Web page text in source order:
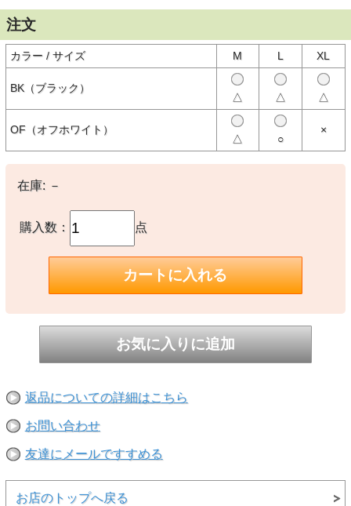
（単位：cm）
【商品説明】
日本の老舗ミリタリー＆アメカジブランド、HOUSTON（ヒュースト
ン）のボーリングシャツ。
軽量かつ薄手でありながら強度もあり、かつ吸湿性・速乾性に優れ
た/Cブロードを使用、暑い時期にぴったりなさらっとした着心地。
刺繍は立体感のある２色使いが目を引く「BOL's」柄、こだわりのギ
【素材】
【生産国】
※撮影時の環境やご使用のPCモニター等の環境により実際の色味と
多少異なる場合があります。
※当店取扱い商品は一部店頭在庫と共有をしております。
す。完売や欠品の場合は大変ご迷惑をおかけしますが、予めご了承の
うえ注文いただきますようお願い申し上げます。
注文
カラー / サイズ M L XL
BK（ブラック）
△
△ △
OF（オフホワイト）
△
○
×
在庫: －
購入数： 点
返品についての詳細はこちら
お問い合わせ
友達にメールですすめる
お店のトップへ戻る